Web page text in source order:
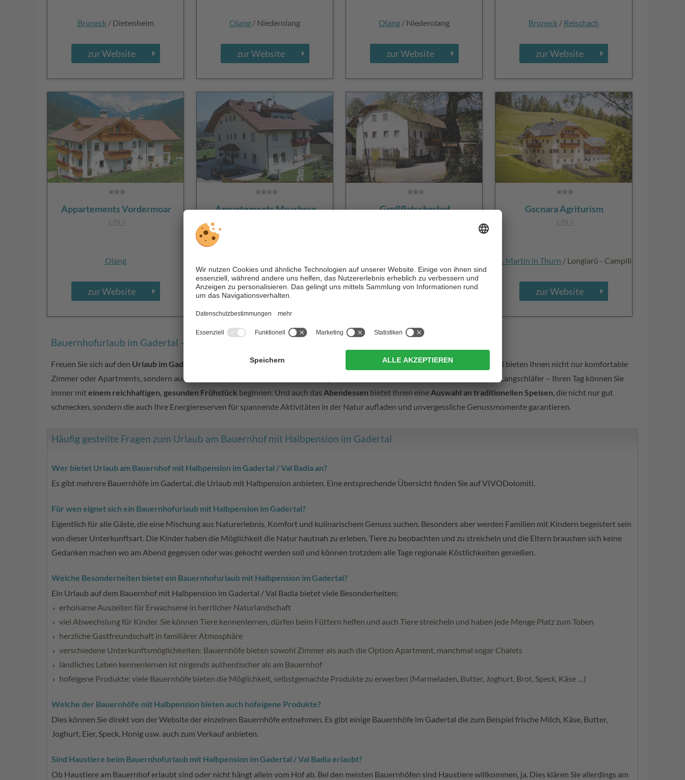
Bruneck/ Dietenheim
zur Website
Olang / Niederolang
zur Website
Olang / Niederolang
zur Website
Bruneck/ Reischach
zur Website
Appartements Vordermoar
CIN +
Olang
zur Website
Appartements Moarberg
zur Website
Großflatscherhof
zur Website
Gscnara Agriturism
CIN +
St. Martin in Thurn / Longiarü - Campill
zur Website
Bauernhofurlaub im Gadertal – komfortabel und naturverbunden
Freuen Sie sich auf den Urlaub im Gadertal / Val Badia – auf einenBauernhofurlaub mit Halbpension . Die Bauernhöfe im Gadertal bieten Ihnen nicht nur komfortable
Zimmer oder Apartments, sondern auch
. Ob Frühaufsteher oder Langschläfer – Ihren Tag können Sie
immer miteinem reichhaltigen, gesunden Frühstück beginnen. Und auch das Abendessen bietet Ihnen eine Auswahl an traditionellen Speisen, die nicht nur gut
schmecken, sondern die auch Ihre Energiereserven für spannende Aktivitäten in der Natur aufladen und unvergessliche Genussmomente garantieren.
Häufig gestellte Fragen zum Urlaub am Bauernhof mit Halbpension im Gadertal
Wer bietet Urlaub am Bauernhof mit Halbpension im Gadertal / Val Badia an?
Es gibt mehrere Bauernhöfe im Gadertal, die Urlaub mit Halbpension anbieten. Eine entsprechende Übersicht finden Sie auf VIVODolomiti.
Für wen eignet sich ein Bauernhofurlaub mit Halbpension im Gadertal?
Eigentlich für alle Gäste, die eine Mischung aus Naturerlebnis, Komfort und kulinarischem Genuss suchen. Besonders aber werden Familien mit Kindern begeistert sein
von dieser Unterkunftsart. Die Kinder haben die Möglichkeit die Natur hautnah zu erleben, Tiere zu beobachten und zu streicheln und die Eltern brauchen sich keine
Gedanken machen wo am Abend gegessen oder was gekocht werden soll und können trotzdem alle Tage regionale Köstlichkeiten genießen.
Welche Besonderheiten bietet ein Bauernhofurlaub mit Halbpension im Gadertal?
Ein Urlaub auf dem Bauernhof mit Halbpension im Gadertal / Val Badia bietet viele Besonderheiten:
erholsame Auszeiten für Erwachsene in herrlicher Naturlandschaft
viel Abwechslung für Kinder. Sie können Tiere kennenlernen, dürfen beim Füttern helfen und auch Tiere streicheln und haben jede Menge Platz zum Toben
herzliche Gastfreundschaft in familiärer Atmosphäre
verschiedene Unterkunftsmöglichkeiten: Bauernhöfe bieten sowohl Zimmer als auch die Option Apartment, manchmal sogar Chalets
ländliches Leben kennenlernen ist nirgends authentischer als am Bauernhof
hofeigene Produkte: viele Bauernhöfe bieten die Möglichkeit, selbstgemachte Produkte zu erwerben (Marmeladen, Butter, Joghurt, Brot, Speck, Käse …)
Welche der Bauernhöfe mit Halbpension bieten auch hofeigene Produkte?
Dies können Sie direkt von der Website der einzelnen Bauernhöfe entnehmen. Es gibt einige Bauernhöfe im Gadertal die zum Beispiel frische Milch, Käse, Butter,
Joghurt, Eier, Speck, Honig usw. auch zum Verkauf anbieten.
Sind Haustiere beim Bauernhofurlaub mit Halbpension im Gadertal / Val Badia erlaubt?
Ob Haustiere am Bauernhof erlaubt sind oder nicht hängt allein vom Hof ab. Bei den meisten Bauernhöfen sind Haustiere willkommen, ja. Dies klären Sie allerdings am